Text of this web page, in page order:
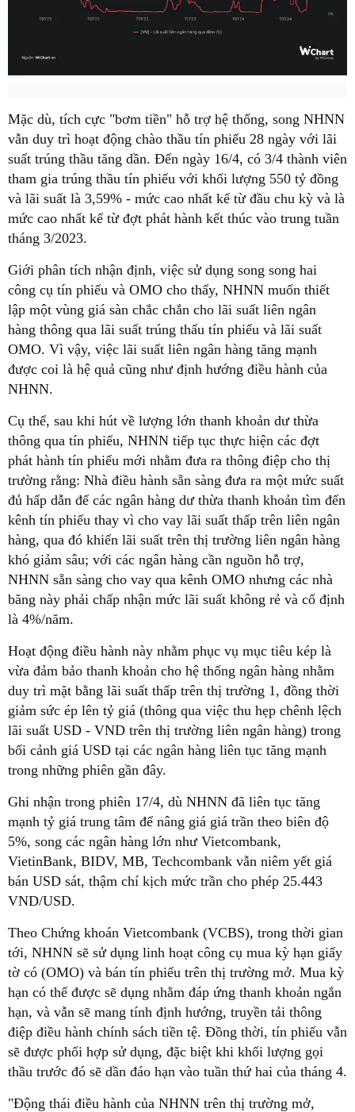
Mặc dù, tích cực "bơm tiền" hỗ trợ hệ thống, song NHNN
vẫn duy trì hoạt động chào thầu tín phiếu 28 ngày với lãi
suất trúng thầu tăng dần. Đến ngày 16/4, có 3/4 thành viên
tham gia trúng thầu tín phiếu với khối lượng 550 tỷ đồng
và lãi suất là 3,59% - mức cao nhất kể từ đầu chu kỳ và là
mức cao nhất kể từ đợt phát hành kết thúc vào trung tuần
tháng 3/2023.
Giới phân tích nhận định, việc sử dụng song song hai
công cụ tín phiếu và OMO cho thấy, NHNN muốn thiết
lập một vùng giá sàn chắc chắn cho lãi suất liên ngân
hàng thông qua lãi suất trúng thấu tín phiếu và lãi suất
OMO. Vì vậy, việc lãi suất liên ngân hàng tăng mạnh
được coi là hệ quả cũng như định hướng điều hành của
NHNN.
Cụ thể, sau khi hút về lượng lớn thanh khoản dư thừa
thông qua tín phiếu, NHNN tiếp tục thực hiện các đợt
phát hành tín phiếu mới nhằm đưa ra thông điệp cho thị
trường rằng: Nhà điều hành sẵn sàng đưa ra một mức suất
đủ hấp dẫn để các ngân hàng dư thừa thanh khoản tìm đến
kênh tín phiếu thay vì cho vay lãi suất thấp trên liên ngân
hàng, qua đó khiến lãi suất trên thị trường liên ngân hàng
khó giảm sâu; với các ngân hàng cần nguồn hỗ trợ,
NHNN sẵn sàng cho vay qua kênh OMO nhưng các nhà
băng này phải chấp nhận mức lãi suất không rẻ và cố định
là 4%/năm.
Hoạt động điều hành này nhằm phục vụ mục tiêu kép là
vừa đảm bảo thanh khoản cho hệ thống ngân hàng nhằm
duy trì mặt bằng lãi suất thấp trên thị trường 1, đồng thời
giảm sức ép lên tỷ giá (thông qua việc thu hẹp chênh lệch
lãi suất USD - VND trên thị trường liên ngân hàng) trong
bối cảnh giá USD tại các ngân hàng liên tục tăng mạnh
trong những phiên gần đây.
Ghi nhận trong phiên 17/4, dù NHNN đã liên tục tăng
mạnh tỷ giá trung tâm để nâng giá giá trần theo biên độ
5%, song các ngân hàng lớn như Vietcombank,
VietinBank, BIDV, MB, Techcombank vẫn niêm yết giá
bán USD sát, thậm chí kịch mức trần cho phép 25.443
VND/USD.
Theo Chứng khoán Vietcombank (VCBS), trong thời gian
tới, NHNN sẽ sử dụng linh hoạt công cụ mua kỳ hạn giấy
tờ có (OMO) và bán tín phiếu trên thị trường mở. Mua kỳ
hạn có thể được sẽ dụng nhằm đáp ứng thanh khoản ngắn
hạn, và vẫn sẽ mang tính định hướng, truyền tải thông
điệp điều hành chính sách tiền tệ. Đồng thời, tín phiếu vẫn
sẽ được phối hợp sử dụng, đặc biệt khi khối lượng gọi
thầu trước đó sẽ dần đáo hạn vào tuần thứ hai của tháng 4.
"Động thái điều hành của NHNN trên thị trường mở,